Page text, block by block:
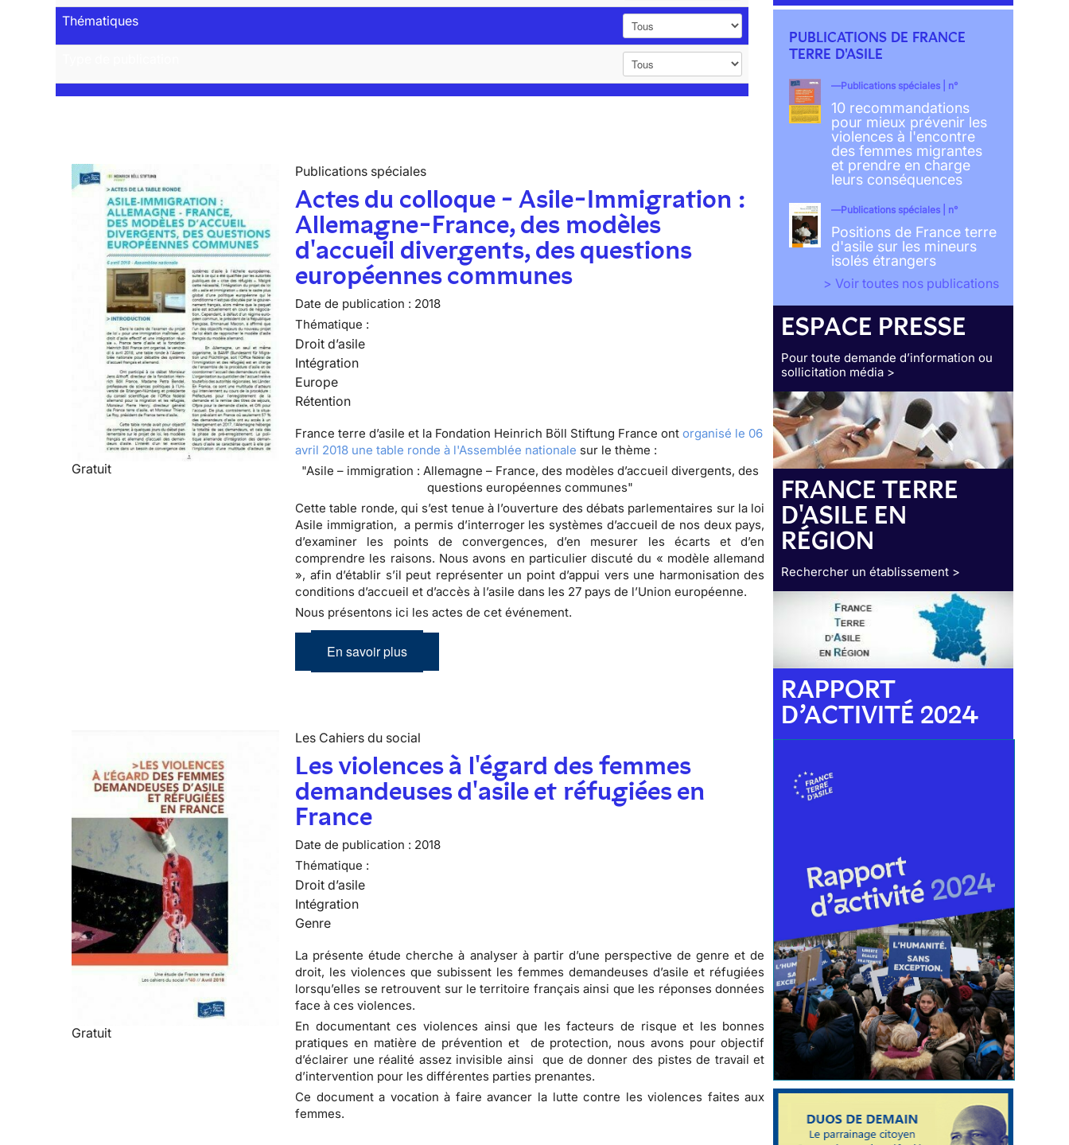
Thématiques
Gratuit
Publications spéciales
Actes du colloque - Asile-Immigration :
Allemagne-France, des modèles
d'accueil divergents, des questions
européennes communes
Date de publication : 2018
Thématique :
Droit d’asile
Intégration
Europe
Rétention
France terre d’asile et la Fondation Heinrich Böll Stiftung France ontorganisé le 06
avril 2018 une table ronde à l'Assemblée nationale sur le thème :
"Asile – immigration : Allemagne – France, des modèles d’accueil divergents, des
questions européennes communes"
Cette table ronde, qui s’est tenue à l’ouverture des débats parlementaires sur la loi
Asile immigration, a permis d’interroger les systèmes d’accueil de nos deux pays,
d’examiner les points de convergences, d’en mesurer les écarts et d’en
comprendre les raisons. Nous avons en particulier discuté du « modèle allemand
», afin d’établir s’il peut représenter un point d’appui vers une harmonisation des
conditions d’accueil et d’accès à l’asile dans les 27 pays de l’Union européenne.
Nous présentons ici les actes de cet événement.
En savoir plus
Gratuit
Les Cahiers du social
Les violences à l'égard des femmes
demandeuses d'asile et réfugiées en
France
Date de publication : 2018
Thématique :
Droit d’asile
Intégration
Genre
La présente étude cherche à analyser à partir d’une perspective de genre et de
droit, les violences que subissent les femmes demandeuses d’asile et réfugiées
lorsqu’elles se retrouvent sur le territoire français ainsi que les réponses données
face à ces violences.
En documentant ces violences ainsi que les facteurs de risque et les bonnes
pratiques en matière de prévention et de protection, nous avons pour objectif
d’éclairer une réalité assez invisible ainsi que de donner des pistes de travail et
d’intervention pour les différentes parties prenantes.
Ce document a vocation à faire avancer la lutte contre les violences faites aux
femmes.
PUBLICATIONS DE FRANCE
TERRE D'ASILE
Publications spéciales | n°
10 recommandations
pour mieux prévenir les
violences à l'encontre
des femmes migrantes
et prendre en charge
leurs conséquences
Publications spéciales | n°
Positions de France terre
d'asile sur les mineurs
isolés étrangers
> Voir toutes nos publications
ESPACE PRESSE
Pour toute demande d’information ou
sollicitation média >
FRANCE TERRE
D'ASILE EN
RÉGION
Rechercher un établissement >
RAPPORT
D’ACTIVITÉ 2024